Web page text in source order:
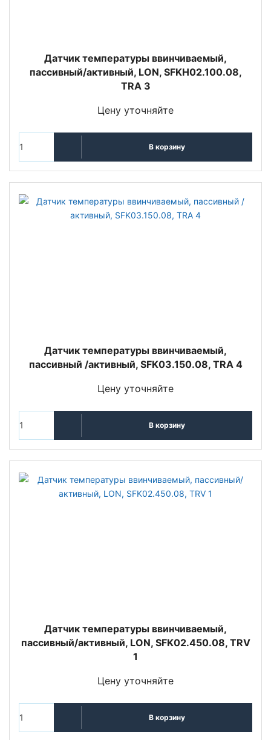
Датчик температуры ввинчиваемый,
пассивный/активный, LON, SFKH02.100.08,
TRA 3
Цену уточняйте
В корзину
Датчик температуры ввинчиваемый,
пассивный /активный, SFK03.150.08, TRA 4
Цену уточняйте
В корзину
Датчик температуры ввинчиваемый,
пассивный/активный, LON, SFK02.450.08, TRV
1
Цену уточняйте
В корзину